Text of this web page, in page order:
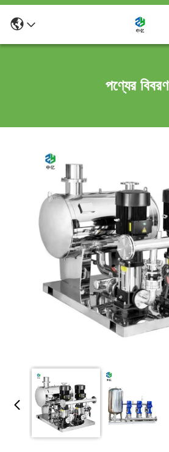
পণ্যের বিবরণ